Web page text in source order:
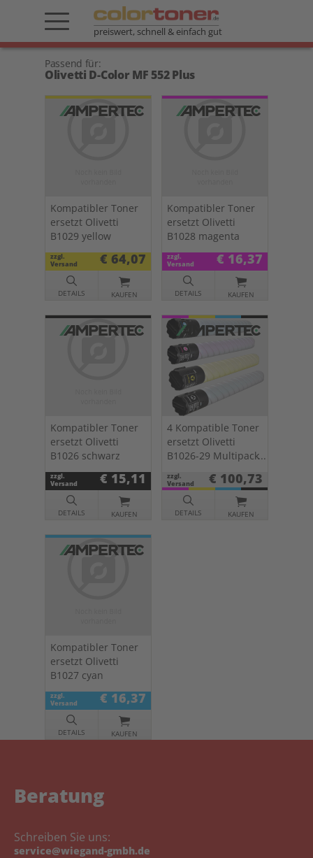
preiswert, schnell & einfach gut
Passend für:
Olivetti D-Color MF 552 Plus
Kompatibler Toner
ersetzt Olivetti
B1029 yellow
zzgl.
Versand
€ 64,07
DETAILS KAUFEN
Kompatibler Toner
ersetzt Olivetti
B1028 magenta
zzgl.
Versand
€ 16,37
DETAILS KAUFEN
Kompatibler Toner
ersetzt Olivetti
B1026 schwarz
zzgl.
Versand
€ 15,11
DETAILS KAUFEN
4 Kompatible Toner
ersetzt Olivetti
B1026-29 Multipack
zzgl.
Versand
€ 100,73
DETAILS KAUFEN
Kompatibler Toner
ersetzt Olivetti
B1027 cyan
zzgl.
Versand
€ 16,37
DETAILS KAUFEN
Beratung
Schreiben Sie uns:
service@wiegand-gmbh.de